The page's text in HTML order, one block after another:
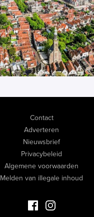
Contact
Adverteren
Nieuwsbrief
Privacybeleid
Algemene voorwaarden
Melden van illegale inhoud
FacebookInstagram